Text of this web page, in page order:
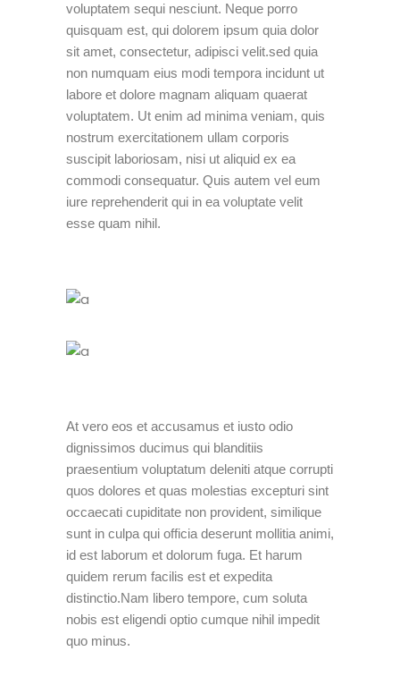
voluptatem sequi nesciunt. Neque porro
quisquam est, qui dolorem ipsum quia dolor
sit amet, consectetur, adipisci velit.sed quia
non numquam eius modi tempora incidunt ut
labore et dolore magnam aliquam quaerat
voluptatem. Ut enim ad minima veniam, quis
nostrum exercitationem ullam corporis
suscipit laboriosam, nisi ut aliquid ex ea
commodi consequatur. Quis autem vel eum
iure reprehenderit qui in ea voluptate velit
esse quam nihil.
At vero eos et accusamus et iusto odio
dignissimos ducimus qui blanditiis
praesentium voluptatum deleniti atque corrupti
quos dolores et quas molestias excepturi sint
occaecati cupiditate non provident, similique
sunt in culpa qui officia deserunt mollitia animi,
id est laborum et dolorum fuga. Et harum
quidem rerum facilis est et expedita
distinctio.Nam libero tempore, cum soluta
nobis est eligendi optio cumque nihil impedit
quo minus.